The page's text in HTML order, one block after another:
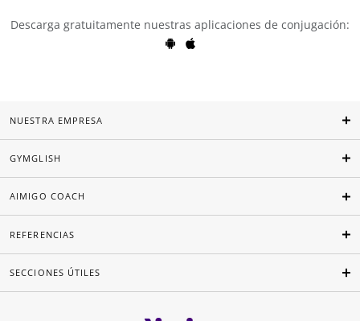
Descarga gratuitamente nuestras aplicaciones de conjugación:
NUESTRA EMPRESA
GYMGLISH
AIMIGO COACH
REFERENCIAS
SECCIONES ÚTILES